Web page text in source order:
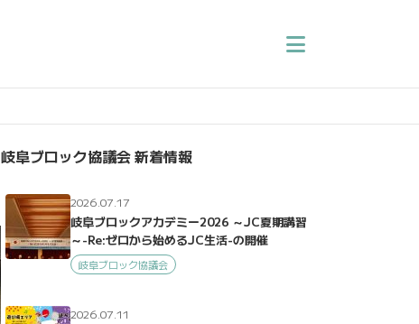
岐阜ブロック協議会 新着情報
2026.07.17
岐阜ブロックアカデミー2026 ～JC夏期講習
～-Re:ゼロから始めるJC生活-の開催
岐阜ブロック協議会
2026.07.11